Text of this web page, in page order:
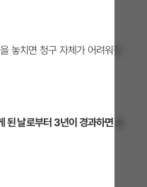
놓치면 청구 자체가 어려워질
날로부터 3년이 경과하면 소